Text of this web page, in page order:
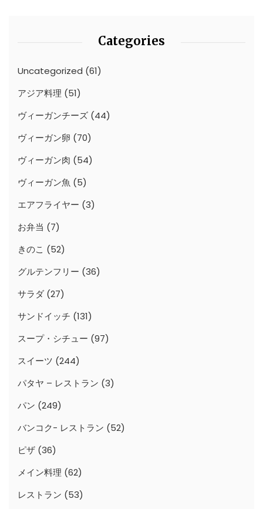
Categories
Uncategorized (61)
アジア料理 (51)
ヴィーガンチーズ (44)
ヴィーガン卵 (70)
ヴィーガン肉 (54)
ヴィーガン魚 (5)
エアフライヤー (3)
お弁当 (7)
きのこ (52)
グルテンフリー (36)
サラダ (27)
サンドイッチ (131)
スープ・シチュー (97)
スイーツ (244)
パタヤ – レストラン (3)
パン (249)
バンコク- レストラン (52)
ピザ (36)
メイン料理 (62)
レストラン (53)